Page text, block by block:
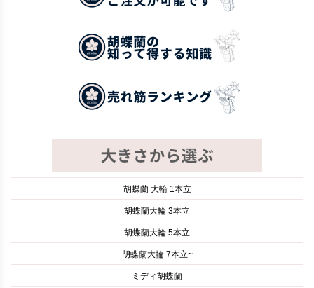
胡蝶蘭 大輪 1本立
胡蝶蘭大輪 3本立
胡蝶蘭大輪 5本立
胡蝶蘭大輪 7本立~
ミディ胡蝶蘭